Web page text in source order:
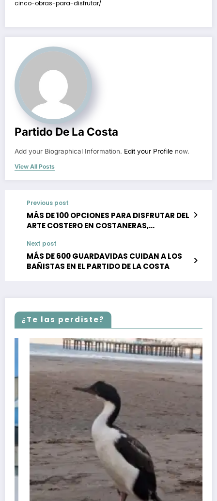
cinco-obras-para-disfrutar/
Partido De La Costa
Add your Biographical Information. Edit your Profile now.
View All Posts
Previous post
MÁS DE 100 OPCIONES PARA DISFRUTAR DEL
ARTE COSTERO EN COSTANERAS,
Next post
MÁS DE 600 GUARDAVIDAS CUIDAN A LOS
BAÑISTAS EN EL PARTIDO DE LA COSTA
¿Te las perdiste?